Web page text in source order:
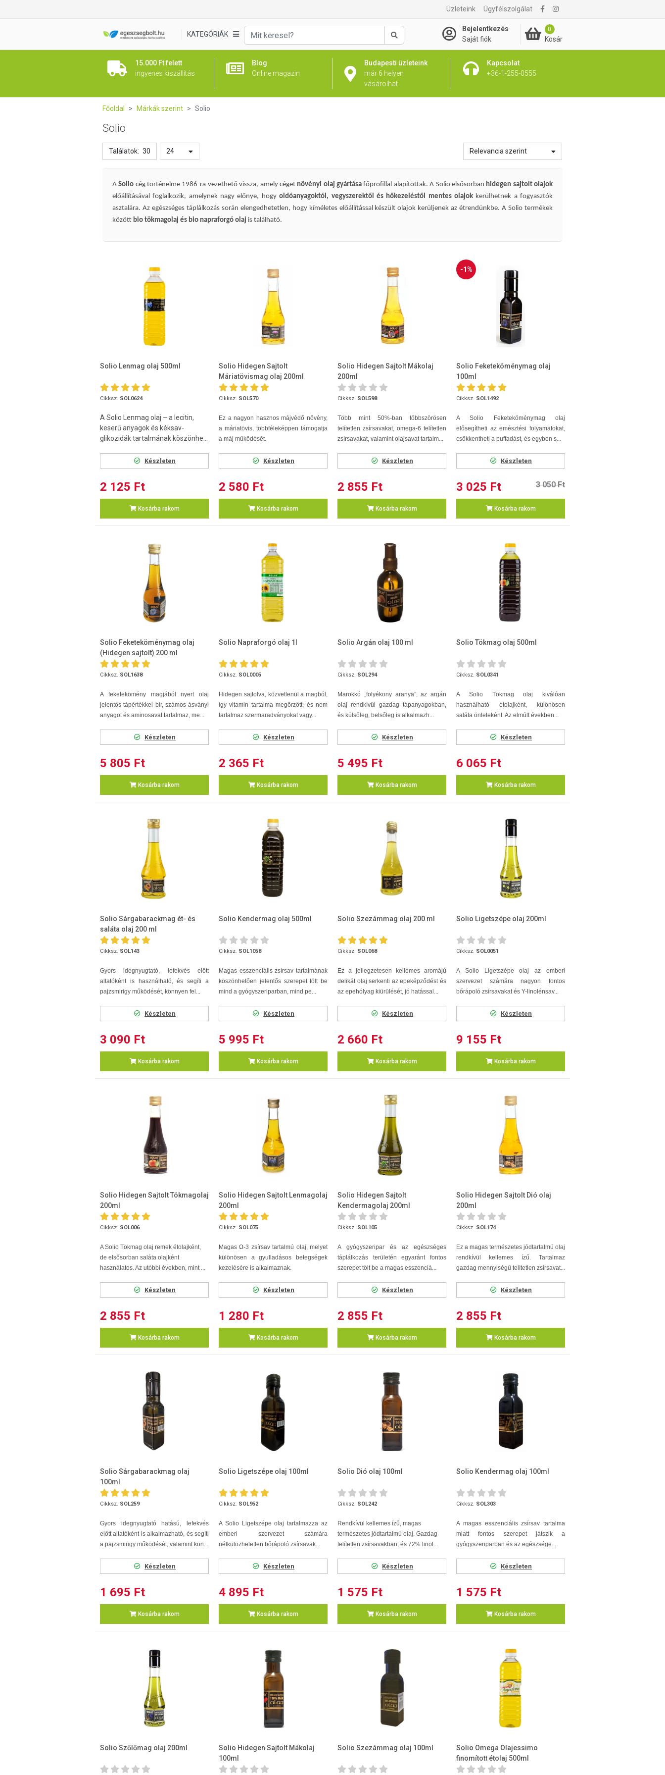
Üzleteink Ügyfélszolgálat
KATEGÓRIÁK
Keresés
Bejelentkezés
Saját fiók
0
Kosár
15.000 Ft felett
ingyenes kiszállítás
Blog
Online magazin
Budapesti üzleteink
már 6 helyen
vásárolhat
Kapcsolat
+36-1-255-0555
Főoldal Márkák szerint Solio
Solio
Találatok: 30 24 Relevancia szerint
ASolio cég történelme 1986-ra vezethető vissza, amely céget növényi olaj gyártásafőprofillal alapítottak. A Solio elsősorban hidegen sajtolt olajok
előállításával foglalkozik, amelynek nagy előnye, hogyoldóanyagoktól, vegyszerektől és hőkezeléstől mentes olajokkerülhetnek a fogyasztók
asztalára. Az egészséges táplálkozás során elengedhetetlen, hogy kíméletes előállítással készült olajok kerüljenek az étrendünkbe. A Solio termékek
között bio tökmagolaj és bio napraforgó olaj is található.
Solio Lenmag olaj 500ml
Cikksz. SOL0624
A Solio Lenmag olaj – a lecitin,
keserű anyagok és kéksav-
glikozidák tartalmának köszönhe...
Készleten
2 125 Ft
Kosárba rakom
Solio Hidegen Sajtolt
Máriatövismag olaj 200ml
Cikksz. SOL570
Ez a nagyon hasznos májvédő növény,
a máriatövis, többféleképpen támogatja
a máj működését.
Készleten
2 580 Ft
Kosárba rakom
Solio Hidegen Sajtolt Mákolaj
200ml
Cikksz. SOL598
Több mint 50%-ban többszörösen
telítetlen zsírsavakat, omega-6 telítetlen
zsírsavakat, valamint olajsavat tartalm...
Készleten
2 855 Ft
Kosárba rakom
-1%
Solio Feketeköménymag olaj
100ml
Cikksz. SOL1492
A Solio Feketeköménymag olaj
elősegítheti az emésztési folyamatokat,
csökkentheti a puffadást, és egyben s...
Készleten
3 025 Ft 3 050 Ft
Kosárba rakom
Solio Feketeköménymag olaj
(Hidegen sajtolt) 200 ml
Cikksz. SOL1638
A feketekömény magjából nyert olaj
jelentős tápértékkel bír, számos ásványi
anyagot és aminosavat tartalmaz, me...
Készleten
5 805 Ft
Kosárba rakom
Solio Napraforgó olaj 1l
Cikksz. SOL0005
Hidegen sajtolva, közvetlenül a magból,
így vitamin tartalma megőrzött, és nem
tartalmaz szermaradványokat vagy...
Készleten
2 365 Ft
Kosárba rakom
Solio Argán olaj 100 ml
Cikksz. SOL294
Marokkó „folyékony aranya”, az argán
olaj rendkívül gazdag tápanyagokban,
és külsőleg, belsőleg is alkalmazh...
Készleten
5 495 Ft
Kosárba rakom
Solio Tökmag olaj 500ml
Cikksz. SOL0341
A Solio Tökmag olaj kiválóan
használható étolajként, különösen
saláta önteteként. Az elmúlt években...
Készleten
6 065 Ft
Kosárba rakom
Solio Sárgabarackmag ét- és
saláta olaj 200 ml
Cikksz. SOL143
Gyors idegnyugtató, lefekvés előtt
altatóként is használható, és segíti a
pajzsmirigy működését, könnyen fel...
Készleten
3 090 Ft
Kosárba rakom
Solio Kendermag olaj 500ml
Cikksz. SOL1058
Magas esszenciális zsírsav tartalmának
köszönhetően jelentős szerepet tölt be
mind a gyógyszeriparban, mind pe...
Készleten
5 995 Ft
Kosárba rakom
Solio Szezámmag olaj 200 ml
Cikksz. SOL068
Ez a jellegzetesen kellemes aromájú
delikát olaj serkenti az epeképződést és
az epehólyag kiürülését, jó hatással...
Készleten
2 660 Ft
Kosárba rakom
Solio Ligetszépe olaj 200ml
Cikksz. SOL0051
A Solio Ligetszépe olaj az emberi
szervezet számára nagyon fontos
bőrápoló zsírsavakat és Y-linolénsav...
Készleten
9 155 Ft
Kosárba rakom
Solio Hidegen Sajtolt Tökmagolaj
200ml
Cikksz. SOL006
A Solio Tökmag olaj remek étolajként,
de elsősorban saláta olajként
használatos. Az utóbbi években, mint ...
Készleten
2 855 Ft
Kosárba rakom
Solio Hidegen Sajtolt Lenmagolaj
200ml
Cikksz. SOL075
Magas Ω-3 zsírsav tartalmú olaj, melyet
különösen a gyulladásos betegségek
kezelésére is alkalmaznak.
Készleten
1 280 Ft
Kosárba rakom
Solio Hidegen Sajtolt
Kendermagolaj 200ml
Cikksz. SOL105
A gyógyszeripar és az egészséges
táplálkozás területén egyaránt fontos
szerepet tölt be a magas esszenciá...
Készleten
2 855 Ft
Kosárba rakom
Solio Hidegen Sajtolt Dió olaj
200ml
Cikksz. SOL174
Ez a magas természetes jódtartalmú olaj
rendkívül kellemes ízű. Tartalmaz
gazdag mennyiségű telítetlen zsírsavat...
Készleten
2 855 Ft
Kosárba rakom
Solio Sárgabarackmag olaj
100ml
Cikksz. SOL259
Gyors idegnyugtató hatású, lefekvés
előtt altatóként is alkalmazható, és segíti
a pajzsmirigy működését, valamint kön...
Készleten
1 695 Ft
Kosárba rakom
Solio Ligetszépe olaj 100ml
Cikksz. SOL952
A Solio Ligetszépe olaj tartalmazza az
emberi szervezet számára
nélkülözhetetlen bőrápoló zsírsavak...
Készleten
4 895 Ft
Kosárba rakom
Solio Dió olaj 100ml
Cikksz. SOL242
Rendkívül kellemes ízű, magas
természetes jódtartalmú olaj. Gazdag
telítetlen zsírsavakban, és 72% linol...
Készleten
1 575 Ft
Kosárba rakom
Solio Kendermag olaj 100ml
Cikksz. SOL303
A magas esszenciális zsírsav tartalma
miatt fontos szerepet játszik a
gyógyszeriparban és az egészsége...
Készleten
1 575 Ft
Kosárba rakom
Solio Szőlőmag olaj 200ml
Solio Hidegen Sajtolt Mákolaj
100ml
Solio Szezámmag olaj 100ml
Solio Omega Olajessimo
finomított étolaj 500ml